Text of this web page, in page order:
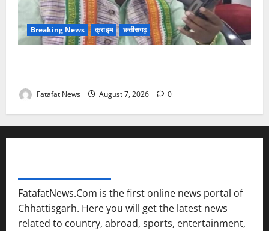
Breaking News क्राइम छत्तीसगढ़
Fatafat News August 7, 2026 0
FatafatNews.Com is the first online news portal of
Chhattisgarh. Here you will get the latest news
related to country, abroad, sports, entertainment,